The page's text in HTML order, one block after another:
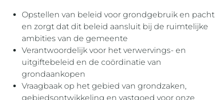
Opstellen van beleid voor grondgebruik en pacht
en zorgt dat dit beleid aansluit bij de ruimtelijke
ambities van de gemeente
Verantwoordelijk voor het verwervings- en
uitgiftebeleid en de coördinatie van
grondaankopen
Vraagbaak op het gebied van grondzaken,
gebiedsontwikkeling en vastgoed voor onze